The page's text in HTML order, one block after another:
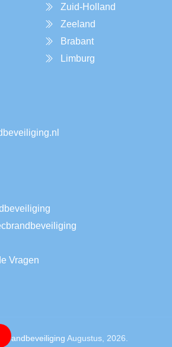
Zuid-Holland
Zeeland
Brabant
Limburg
Vragen
Augustus, 2026.